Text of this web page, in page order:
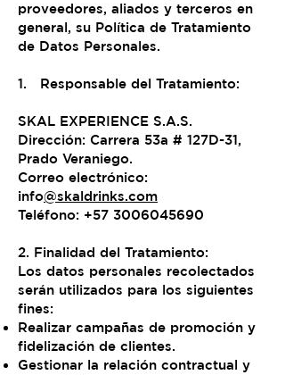
proveedores, aliados y terceros en
general, su Política de Tratamiento
de Datos Personales.
1. Responsable del Tratamiento:
SKAL EXPERIENCE S.A.S.
Dirección: Carrera 53a # 127D-31,
Prado Veraniego.
Correo electrónico:
info@skaldrinks.com
Teléfono: +57 3006045690
2. Finalidad del Tratamiento:
Los datos personales recolectados
serán utilizados para los siguientes
fines:
Realizar campañas de promoción y
fidelización de clientes.
Gestionar la relación contractual y